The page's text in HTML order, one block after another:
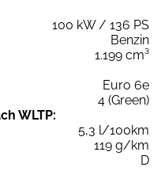
100 kW / 136 PS
Benzin
1.199 cm³
Euro 6e
4 (Green)
WLTP:
5,3 l/100km
119 g/km
D